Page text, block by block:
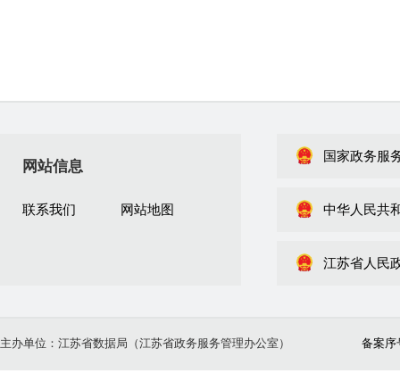
网站信息
联系我们 网站地图
国家政务服
中华人民共
江苏省人民
主办单位：江苏省数据局（江苏省政务服务管理办公室） 备案序